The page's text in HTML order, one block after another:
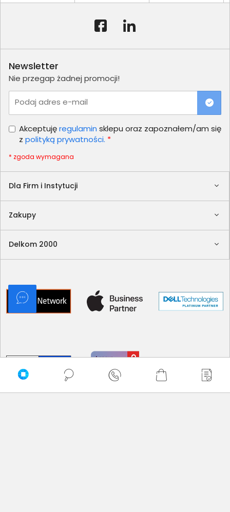
Dla Firm i Instytucji
Zakupy
Delkom 2000
Newsletter
Nie przegap żadnej promocji!
Podaj adres e-mail
Akceptujęregulamin sklepu oraz zapoznałem/am się
z polityką prywatności. *
* zgoda wymagana